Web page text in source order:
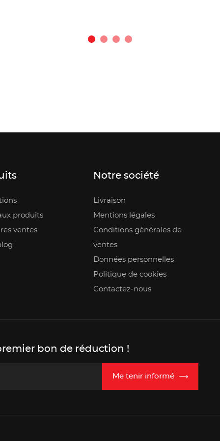
produits
ventes
Notre société
Livraison
Mentions légales
Conditions générales de
ventes
Données personnelles
Politique de cookies
Contactez-nous
bon de réduction !
Me tenir informé